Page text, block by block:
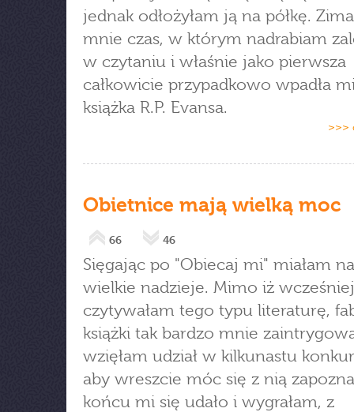
jednak odłożyłam ją na półkę.
mnie czas, w którym nadrabiam
w czytaniu i właśnie jako pierwsza
całkowicie przypadkowo wpadła
książka R.P. Evansa.
>>>
Obietnice mają wielką moc
66 46
Sięgając po "Obiecaj mi" miałam
wielkie nadzieje. Mimo iż
czytywałam tego typu literaturę,
książki tak bardzo mnie
wzięłam udział w kilkunastu
aby wreszcie móc się z nią
końcu mi się udało i wygrałam, z